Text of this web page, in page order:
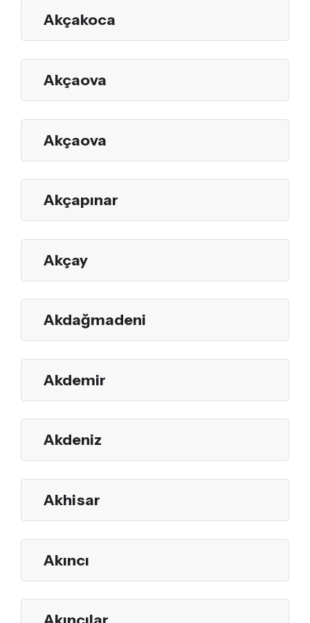
Akçakoca
Akçaova
Akçaova
Akçapınar
Akçay
Akdağmadeni
Akdemir
Akdeniz
Akhisar
Akıncı